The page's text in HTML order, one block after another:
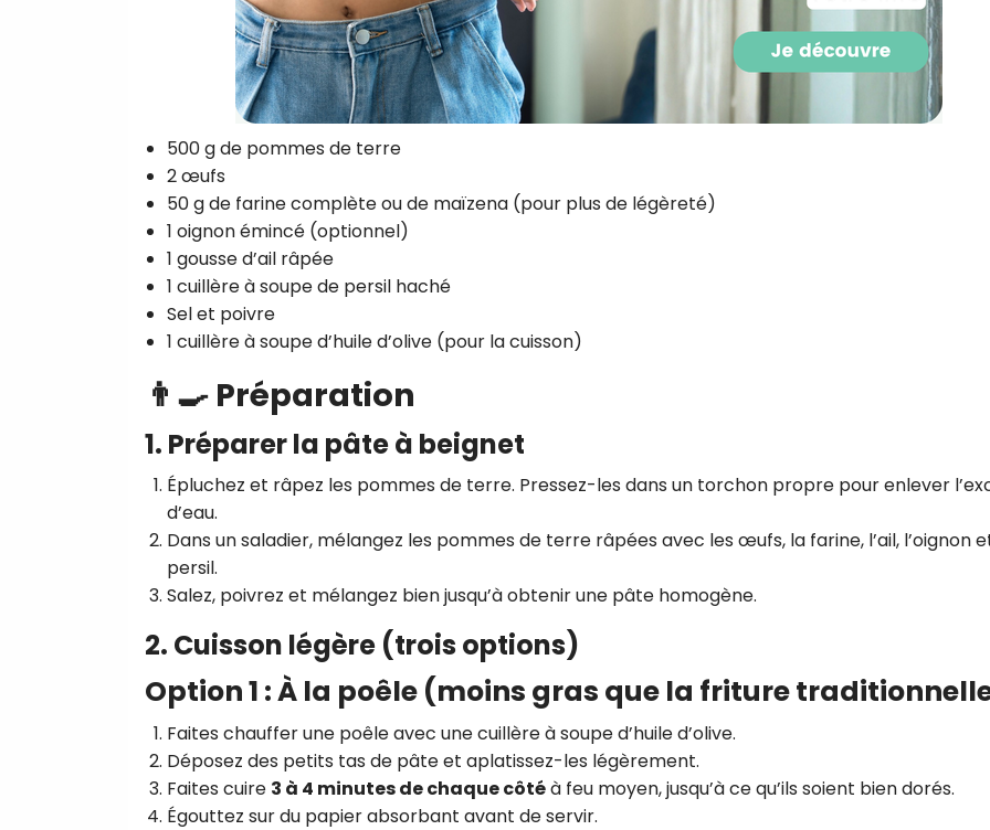
500 g de pommes de terre
2 œufs
50 g de farine complète ou de maïzena (pour plus de légèreté)
1 oignon émincé (optionnel)
1 gousse d’ail râpée
1 cuillère à soupe de persil haché
Sel et poivre
1 cuillère à soupe d’huile d’olive (pour la cuisson)
👨‍🍳 Préparation
1. Préparer la pâte à beignet
Épluchez et râpez les pommes de terre. Pressez-les dans un torchon propre pour enlever
d’eau.
Dans un saladier, mélangez les pommes de terre râpées avec les œufs, la farine, l’ail, l’oignon
persil.
Salez, poivrez et mélangez bien jusqu’à obtenir une pâte homogène.
2. Cuisson légère (trois options)
Option 1 : À la poêle (moins gras que la friture
Faites chauffer une poêle avec une cuillère à soupe d’huile d’olive.
Déposez des petits tas de pâte et aplatissez-les légèrement.
Faites cuire 3 à 4 minutes de chaque côtéà feu moyen, jusqu’à ce qu’ils soient bien dorés.
Égouttez sur du papier absorbant avant de servir.
des courriels pour mesurer et
pourrons savoir si vous ouvrez les
l'heure à laquelle vous le faites
Je reçois mon cadeau !
envoyer votre newsletter contenant des offres
personnalisées. Vous pourrez vous désinscrire en